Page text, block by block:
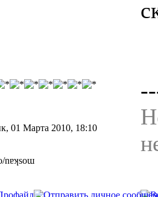
01 Марта 2010, 18:10
nɐʞsoɯ